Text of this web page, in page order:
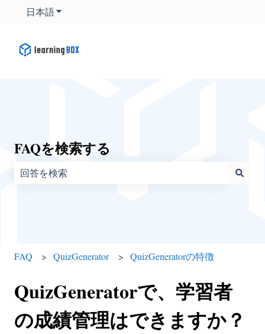
日本語翻訳のサブメニューを表示
FAQを検索する
FAQ QuizGenerator QuizGeneratorの特徴
QuizGeneratorで、学習者
の成績管理はできますか？